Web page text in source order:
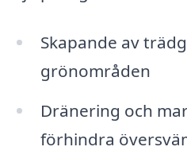
Skapande av
grönområden
Dränering och
förhindra